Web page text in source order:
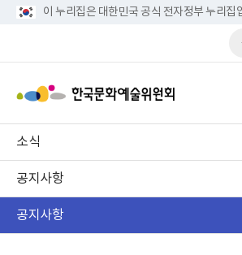
이 누리집은 대한민국 공식 전자정부 누리집
소식
공지사항
공지사항